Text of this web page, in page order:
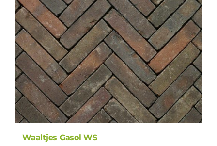
Waaltjes Gasol WS